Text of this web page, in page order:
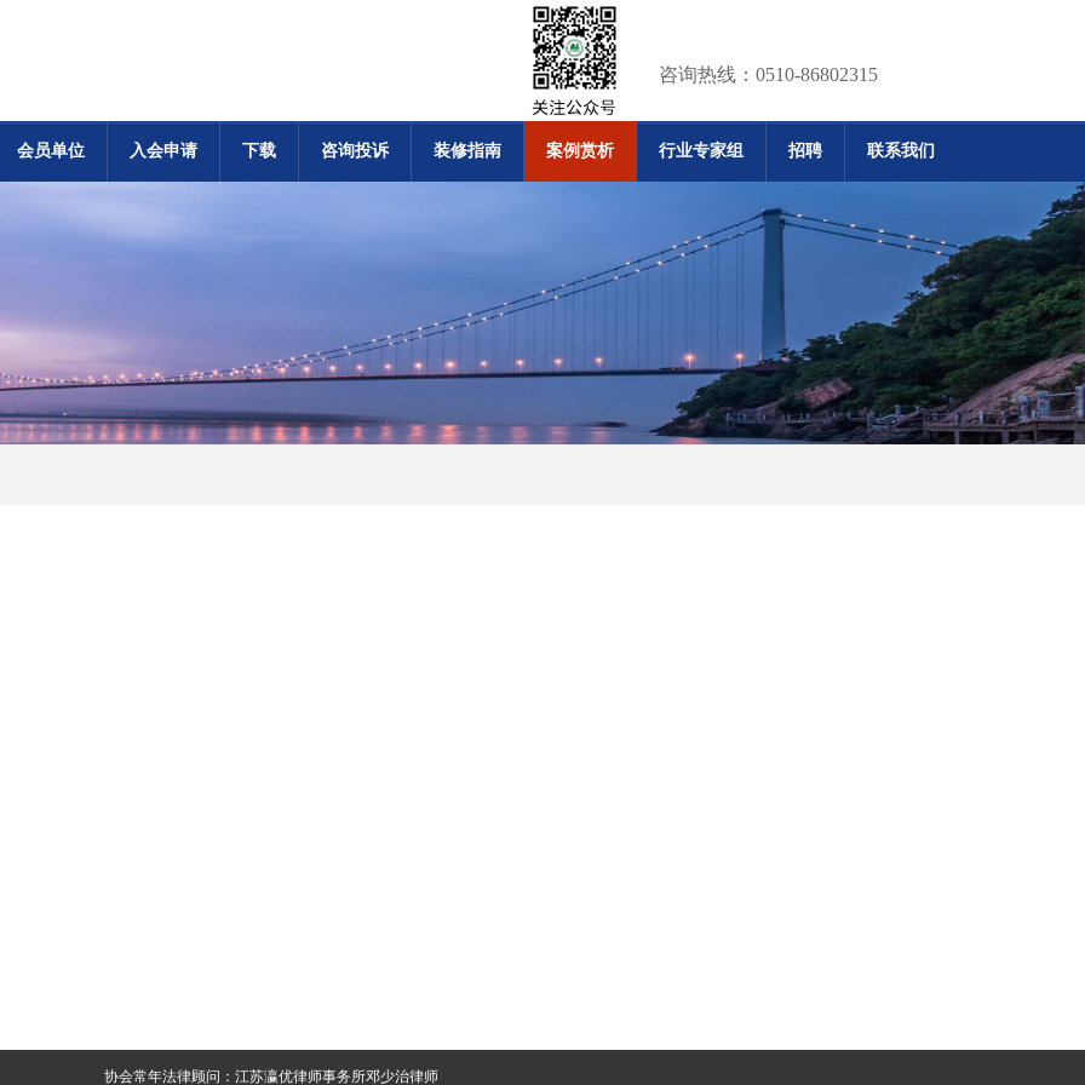
咨询热线：0510-86802315
会员单位 入会申请 下载 咨询投诉 装修指南 案例赏析 行业专家组 招聘 联系我们
协会常年法律顾问：江苏瀛优律师事务所邓少治律师